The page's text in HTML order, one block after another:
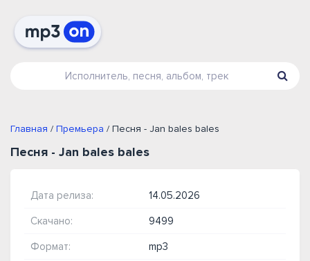
Главная / Премьера / Песня - Jan bales bales
Песня - Jan bales bales
Дата релиза: 14.05.2026
Скачано: 9499
Формат: mp3